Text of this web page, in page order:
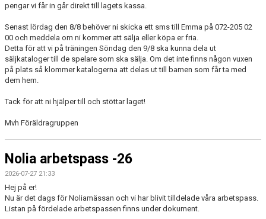
pengar vi får in går direkt till lagets kassa.
Senast lördag den 8/8 behöver ni skicka ett sms till Emma på 072-205 02
00 och meddela om ni kommer att sälja eller köpa er fria.
Detta för att vi på träningen Söndag den 9/8 ska kunna dela ut
säljkataloger till de spelare som ska sälja. Om det inte finns någon vuxen
på plats så klommer katalogerna att delas ut till barnen som får ta med
dem hem.
Tack för att ni hjälper till och stöttar laget!
Mvh Föräldragruppen
Nolia arbetspass -26
2026-07-27 21:33
Hej på er!
Nu är det dags för Noliamässan och vi har blivit tilldelade våra arbetspass.
Listan på fördelade arbetspassen finns under dokument.